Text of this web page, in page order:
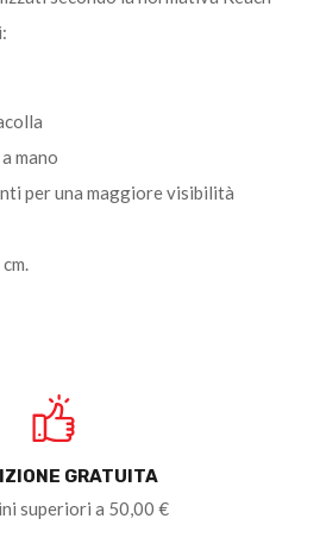
mano
per una maggiore visibilità
GRATUITA
superiori a 50,00 €